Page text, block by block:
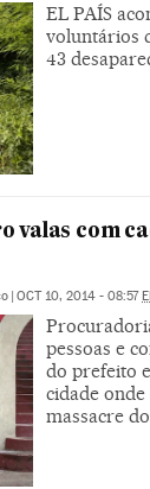
EL PAÍS
voluntários
43
valas com
| OCT 10, 2014 - 08:57
pessoas e
do prefeito
cidade
massacre